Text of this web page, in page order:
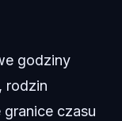
godziny
rodzin
czasu